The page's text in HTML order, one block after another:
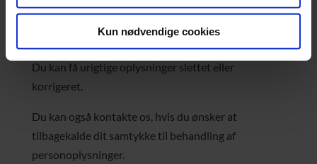
Kun nødvendige cookies
kopi af disse oplysninger, skal du skrive til os på
info@service-co.dk.
Du kan få urigtige oplysninger slettet eller
korrigeret.
Du kan også kontakte os, hvis du ønsker at
tilbagekalde dit samtykke til behandling af
personoplysninger.